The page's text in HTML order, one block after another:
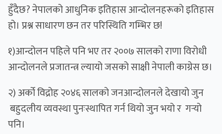
हुँदैछ? नेपालको आधुनिक इतिहास आन्दोलनहरूको इतिहास
हो। प्रश्न साधारण छन तर परिस्थिति गम्भिर छ!
१)आन्दोलन पहिले पनि भए तर २००७ सालको राणा विरोधी
आन्दोलनले प्रजातन्त्र ल्यायो जसको साक्षी नेपाली काग्रेस छ।
२) अर्को विद्रोह २०४६ सालको जनआन्दोलनले देखायो जुन
बहुदलीय व्यवस्था पुनःस्थापित गर्न थियो जुन भयो र गर्‍यो
पनि।